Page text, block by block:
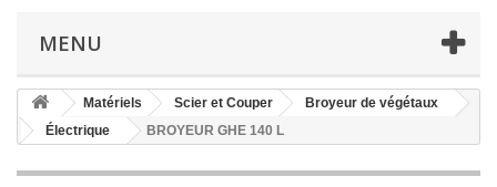
MENU
Matériels Scier et Couper
Broyeur de végétaux
Électrique
BROYEUR GHE 140 L